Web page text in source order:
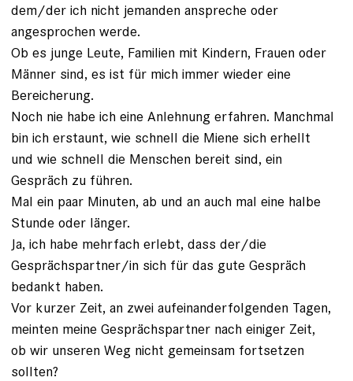
dem/der ich nicht jemanden anspreche oder
angesprochen werde.
Ob es junge Leute, Familien mit Kindern, Frauen oder
Männer sind, es ist für mich immer wieder eine
Bereicherung.
Noch nie habe ich eine Anlehnung erfahren. Manchmal
bin ich erstaunt, wie schnell die Miene sich erhellt
und wie schnell die Menschen bereit sind, ein
Gespräch zu führen.
Mal ein paar Minuten, ab und an auch mal eine halbe
Stunde oder länger.
Ja, ich habe mehrfach erlebt, dass der/die
Gesprächspartner/in sich für das gute Gespräch
bedankt haben.
Vor kurzer Zeit, an zwei aufeinanderfolgenden Tagen,
meinten meine Gesprächspartner nach einiger Zeit,
ob wir unseren Weg nicht gemeinsam fortsetzen
sollten?